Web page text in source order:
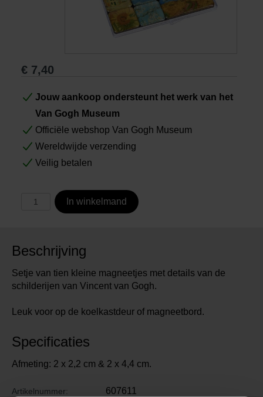
Cadeaus
€ 7,40
Jouw aankoop ondersteunt het werk van het
Van Gogh Museum
Officiële webshop Van Gogh Museum
Wereldwijde verzending
Veilig betalen
In winkelmand
Beschrijving
Setje van tien kleine magneetjes met details van de
schilderijen van Vincent van Gogh.
Leuk voor op de koelkastdeur of magneetbord.
Specificaties
Afmeting: 2 x 2,2 cm & 2 x 4,4 cm.
Artikelnummer: 607611